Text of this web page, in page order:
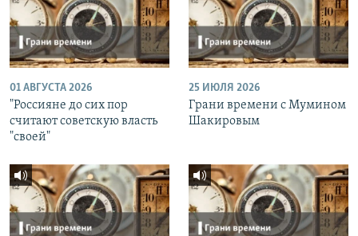
01 АВГУСТА 2026
"Россияне до сих пор
считают советскую власть
"своей"
25 ИЮЛЯ 2026
Грани времени с Мумином
Шакировым